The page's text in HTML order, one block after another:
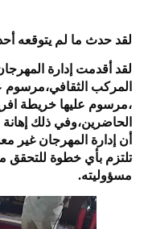
لقد حدث ما لم يتوقعه
لقد أقدمت إدارة
المركب الثقافي،مرسوم
،مرسوم عليها خريطة
الحاضرين،وفي ذلك إهانة
أن إدارة المهرجان غير
تلتزم بأي خطوة
مسؤوليته.